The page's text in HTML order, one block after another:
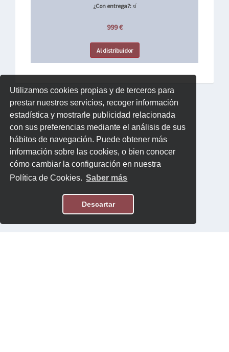
Utilizamos cookies propias y de terceros para
prestar nuestros servicios, recoger información
estadística y mostrarle publicidad relacionada
con sus preferencias mediante el análisis de sus
hábitos de navegación. Puede obtener más
información sobre las cookies, o bien conocer
cómo cambiar la configuración en nuestra
Política de Cookies. Saber más
Descartar
¿Con entrega?:sí
999 €
Al distribuidor